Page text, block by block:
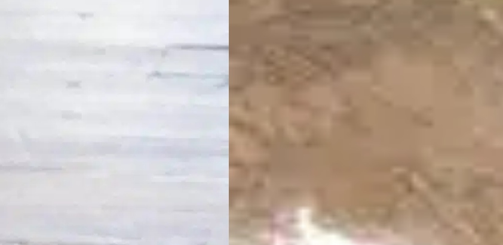
seines Wachstums sicher und gesund bleibt.